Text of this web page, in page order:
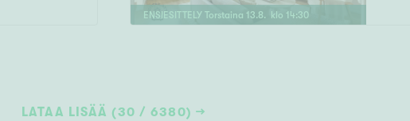
ENSIESITTELY Torstaina 13.8. klo 14:30
LATAA LISÄÄ (30 / 6380)